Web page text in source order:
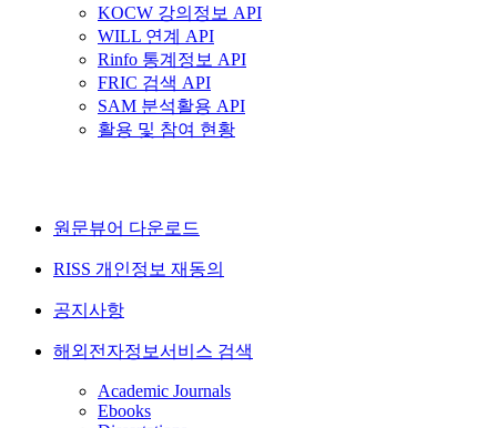
KOCW 강의정보 API
WILL 연계 API
Rinfo 통계정보 API
FRIC 검색 API
SAM 분석활용 API
활용 및 참여 현황
원문뷰어 다운로드
RISS 개인정보 재동의
공지사항
해외전자정보서비스 검색
Academic Journals
Ebooks